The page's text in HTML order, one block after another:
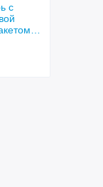
с
и
7021